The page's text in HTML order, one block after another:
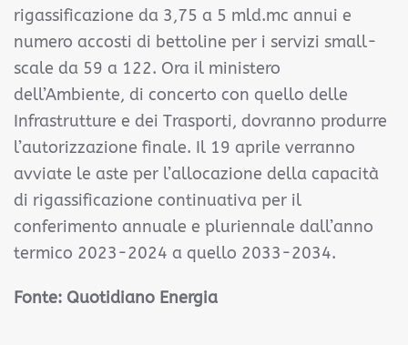
rigassificazione da 3,75 a 5 mld.mc annui e
numero accosti di bettoline per i servizi small-
scale da 59 a 122. Ora il ministero
dell’Ambiente, di concerto con quello delle
Infrastrutture e dei Trasporti, dovranno produrre
l’autorizzazione finale. Il 19 aprile verranno
avviate le aste per l’allocazione della capacità
di rigassificazione continuativa per il
conferimento annuale e pluriennale dall’anno
termico 2023-2024 a quello 2033-2034.
Fonte: Quotidiano Energia